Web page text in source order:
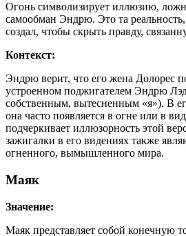
Огонь символизирует иллюзию,
самообман Эндрю. Это та
создал, чтобы скрыть правду,
Контекст:
Эндрю верит, что его жена Долорес
устроенном поджигателем Эндрю
собственным, вытесненным «я»). В
она часто появляется в огне или в
подчеркивает иллюзорность этой
зажигалки в его видениях также
огненного, вымышленного мира.
Маяк
Значение:
Маяк представляет собой конечную